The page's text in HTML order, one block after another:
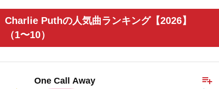
Charlie Puthの人気曲ランキング【2026】
（1〜10）
playlist_add
One Call Away